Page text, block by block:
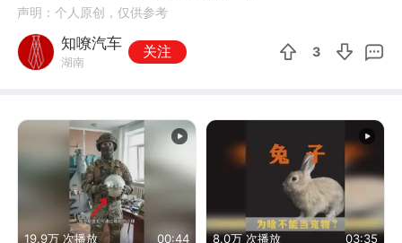
声明：个人原创，仅供参考
知嘹汽车
湖南
关注 3
19.9万 次播放 00:44 8.0万 次播放 03:35